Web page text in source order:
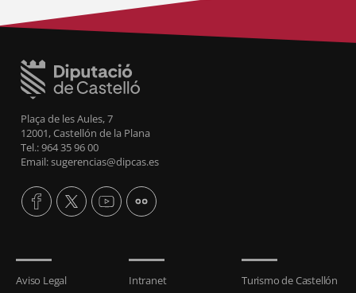
Plaça de les Aules, 7
12001, Castellón de la Plana
Tel.: 964 35 96 00
Email: sugerencias@dipcas.es
Aviso Legal
Intranet
Turismo de Castellón